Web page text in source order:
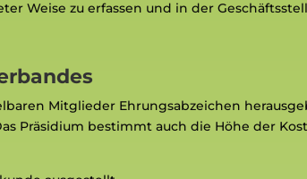
Weise zu erfassen und in der
Mitglieder Ehrungsabzeichen
Präsidium bestimmt auch die Höhe der